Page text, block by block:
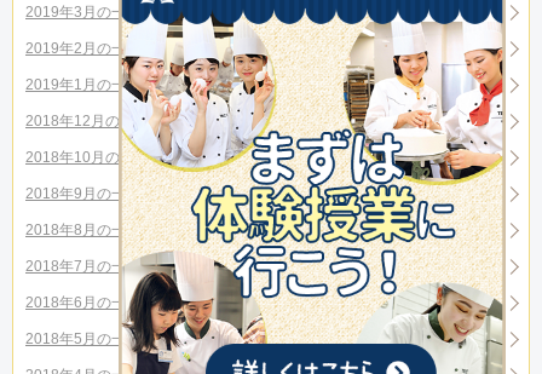
2019年3月の一覧
2019年2月の一覧
2019年1月の一覧
2018年12月の一覧
2018年10月の一覧
2018年9月の一覧
2018年8月の一覧
2018年7月の一覧
2018年6月の一覧
2018年5月の一覧